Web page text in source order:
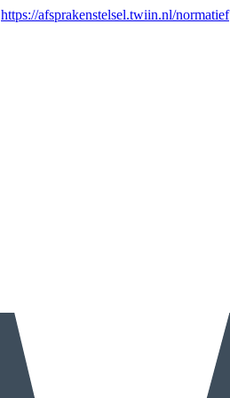
https://afsprakenstelsel.twiin.nl/normatief